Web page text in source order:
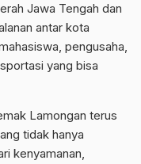
Jawa Tengah dan
antar kota
pengusaha,
yang bisa
Lamongan terus
tidak hanya
kenyamanan,